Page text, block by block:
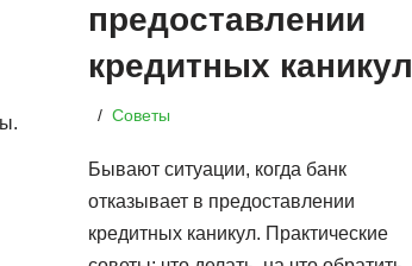
предоставлении
кредитных каникул
Советы
Бывают ситуации, когда банк
отказывает в предоставлении
кредитных каникул. Практические